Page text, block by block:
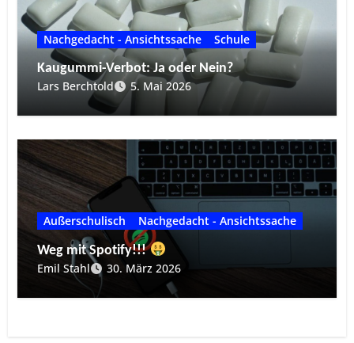
Nachgedacht - Ansichtssache
Schule
Kaugummi-Verbot: Ja oder Nein?
Lars Berchtold
5. Mai 2026
Außerschulisch Nachgedacht - Ansichtssache
Weg mit Spotify!!!
Emil Stahl
30. März 2026